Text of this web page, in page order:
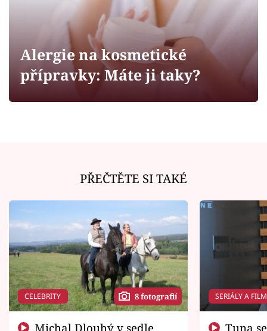
Sledujte prima+
Filmový festival Karlovy Vary
Sledujte nás
Alergie na kosmetické
přípravky: Máte ji taky?
PŘEČTĚTE SI TAKÉ
CELEBRITY 8 fotografií SERIÁLY A